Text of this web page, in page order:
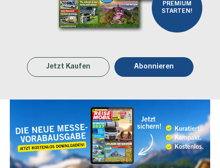
PREMIUM
STARTEN!
Jetzt Kaufen Abonnieren